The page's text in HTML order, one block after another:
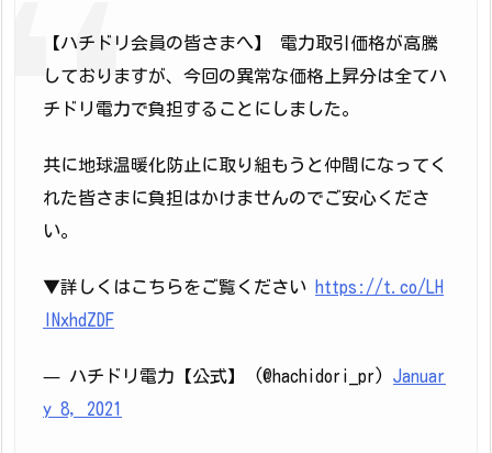
【ハチドリ会員の皆さまへ】 電力取引価格が高騰
しておりますが、今回の異常な価格上昇分は全てハ
チドリ電力で負担することにしました。
共に地球温暖化防止に取り組もうと仲間になってく
れた皆さまに負担はかけませんのでご安心くださ
い。
▼詳しくはこちらをご覧ください
https://t.co/LH
lNxhdZDF
— ハチドリ電力【公式】 (@hachidori_pr) Januar
y 8, 2021